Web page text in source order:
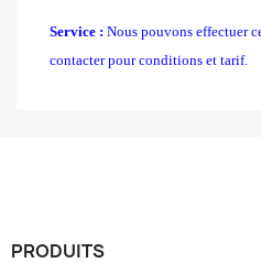
Service : Nous pouvons effectuer
contacter pour conditions et tarif.
PRODUITS